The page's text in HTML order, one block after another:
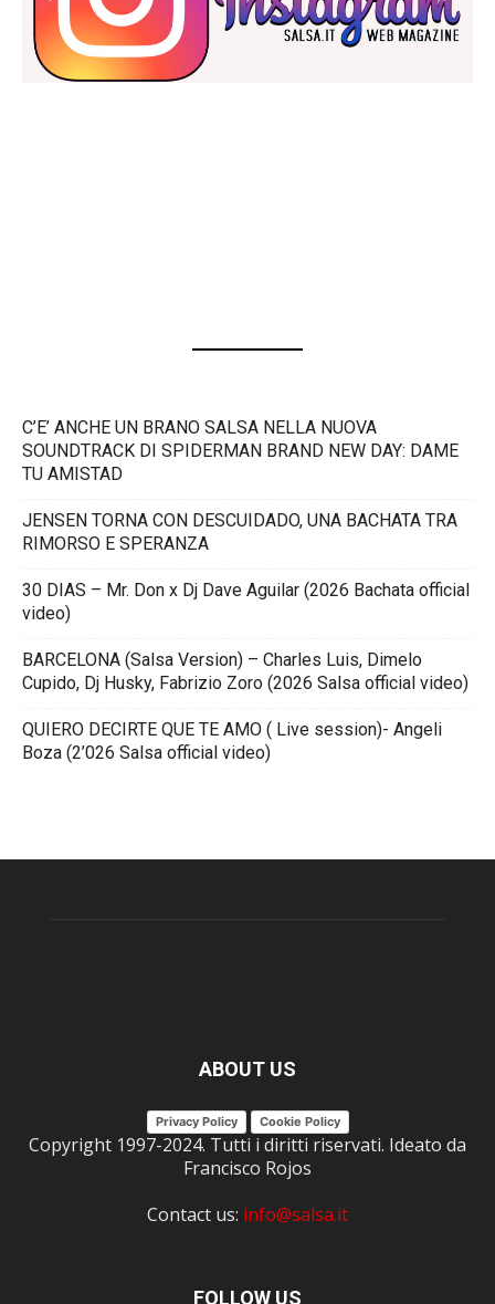
C’E’ ANCHE UN BRANO SALSA NELLA NUOVA
SOUNDTRACK DI SPIDERMAN BRAND NEW DAY: DAME
TU AMISTAD
JENSEN TORNA CON DESCUIDADO, UNA BACHATA TRA
RIMORSO E SPERANZA
30 DIAS – Mr. Don x Dj Dave Aguilar (2026 Bachata official
video)
BARCELONA (Salsa Version) – Charles Luis, Dimelo
Cupido, Dj Husky, Fabrizio Zoro (2026 Salsa official video)
QUIERO DECIRTE QUE TE AMO ( Live session)- Angeli
Boza (2’026 Salsa official video)
ABOUT US
Privacy Policy Cookie Policy
Copyright 1997-2024. Tutti i diritti riservati. Ideato da
Francisco Rojos
Contact us: info@salsa.it
FOLLOW US